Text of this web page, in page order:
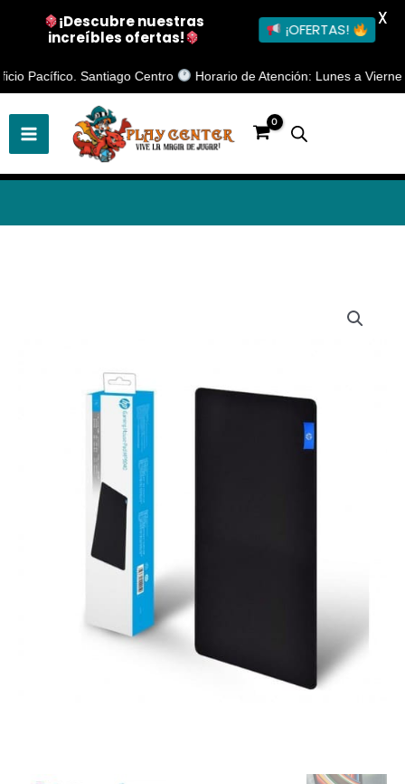
Santiago Centro Horario de Atención: Lunes a Viernes
Ir
al
contenido
¡Descubre nuestras
increíbles ofertas!
¡OFERTAS!
X